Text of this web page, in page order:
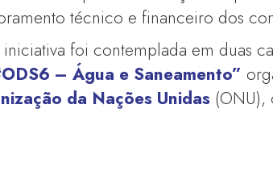
técnico e financeiro dos
foi contemplada em duas
– Água e Saneamento”
da Nações Unidas